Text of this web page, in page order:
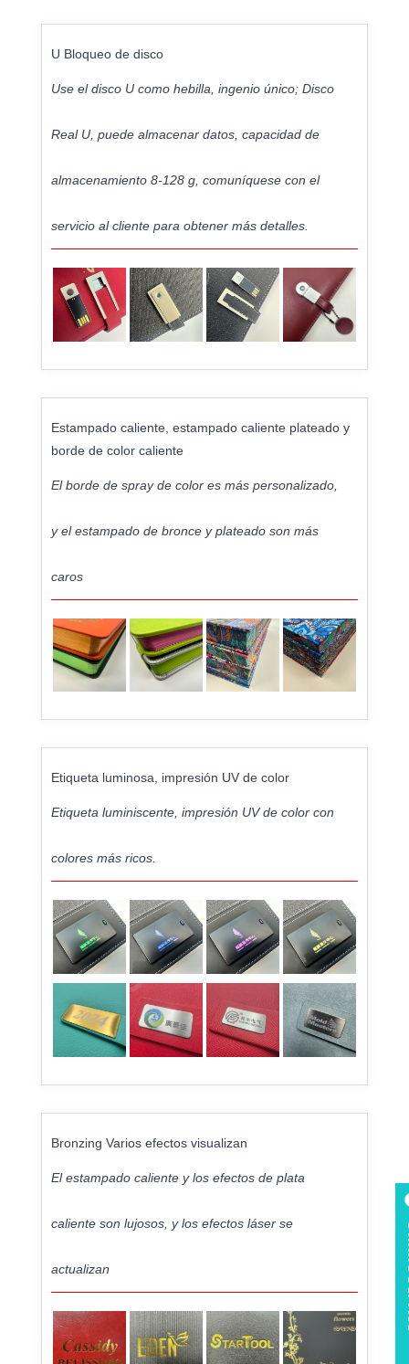
U Bloqueo de disco
Use el disco U como hebilla, ingenio único; Disco
Real U, puede almacenar datos, capacidad de
almacenamiento 8-128 g, comuníquese con el
servicio al cliente para obtener más detalles.
Estampado caliente, estampado caliente plateado y
borde de color caliente
El borde de spray de color es más personalizado,
y el estampado de bronce y plateado son más
caros
Etiqueta luminosa, impresión UV de color
Etiqueta luminiscente, impresión UV de color con
colores más ricos.
Bronzing Varios efectos visualizan
El estampado caliente y los efectos de plata
caliente son lujosos, y los efectos láser se
actualizan